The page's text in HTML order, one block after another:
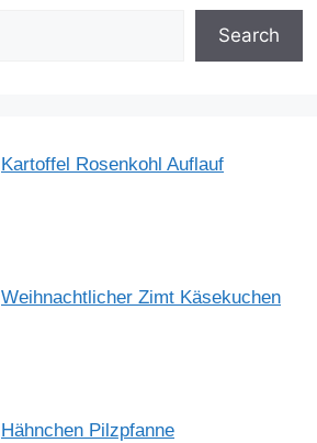
Search
Kartoffel Rosenkohl Auflauf
Weihnachtlicher Zimt Käsekuchen
Hähnchen Pilzpfanne